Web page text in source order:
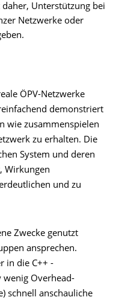
Unterstützung bei
Netzwerke oder
ÖPV-Netzwerke
demonstriert
wie zusammenspielen
zu erhalten. Die
System und deren
Wirkungen
und zu
Zwecke genutzt
ansprechen.
in die C++ -
Overhead-
schnell anschauliche